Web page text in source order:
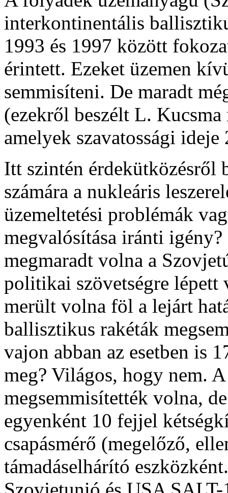
interkontinentális
1993 és 1997 között
érintett. Ezeket üzemen
semmisíteni. De maradt
(ezekről beszélt L.
amelyek szavatossági
Itt szintén
számára a nukleáris
üzemeltetési problémák
megvalósítása iránti
megmaradt volna a
politikai szövetségre lépett
merült volna föl a lejárt
ballisztikus rakéták
vajon abban az esetben is
meg? Világos, hogy nem.
megsemmisítették volna,
egyenként 10 fejjel
csapásmérő (megelőző,
támadáselhárító